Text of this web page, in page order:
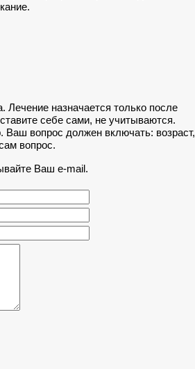
назначается только после
себе сами, не учитываются.
Ваш вопрос должен включать: возраст,
вопрос.
Ваш e-mail.